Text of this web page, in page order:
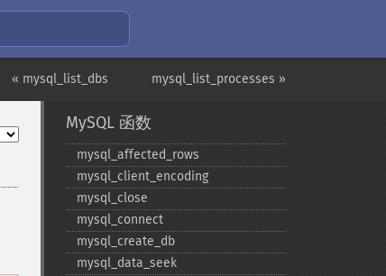
mysql_list_processes »
« mysql_list_dbs
MySQL 函数
mysql_​affected_​rows
mysql_​client_​encoding
mysql_​close
mysql_​connect
mysql_​create_​db
mysql_​data_​seek